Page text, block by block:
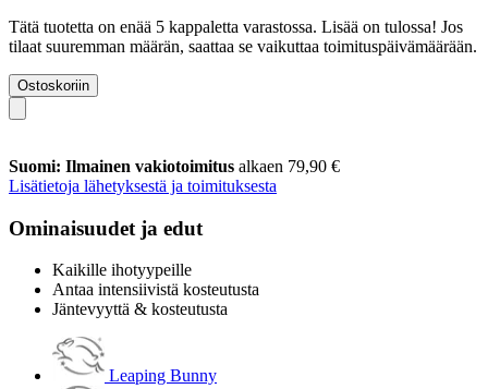
Tätä tuotetta on enää 5 kappaletta varastossa. Lisää on tulossa! Jos
tilaat suuremman määrän, saattaa se vaikuttaa toimituspäivämäärään.
Ostoskoriin
Suomi: Ilmainen vakiotoimitus alkaen 79,90 €
Lisätietoja lähetyksestä ja toimituksesta
Ominaisuudet ja edut
Kaikille ihotyypeille
Antaa intensiivistä kosteutusta
Jäntevyyttä & kosteutusta
Leaping Bunny